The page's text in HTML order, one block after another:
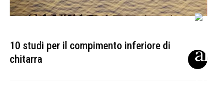
10 studi per il compimento inferiore di
chitarra